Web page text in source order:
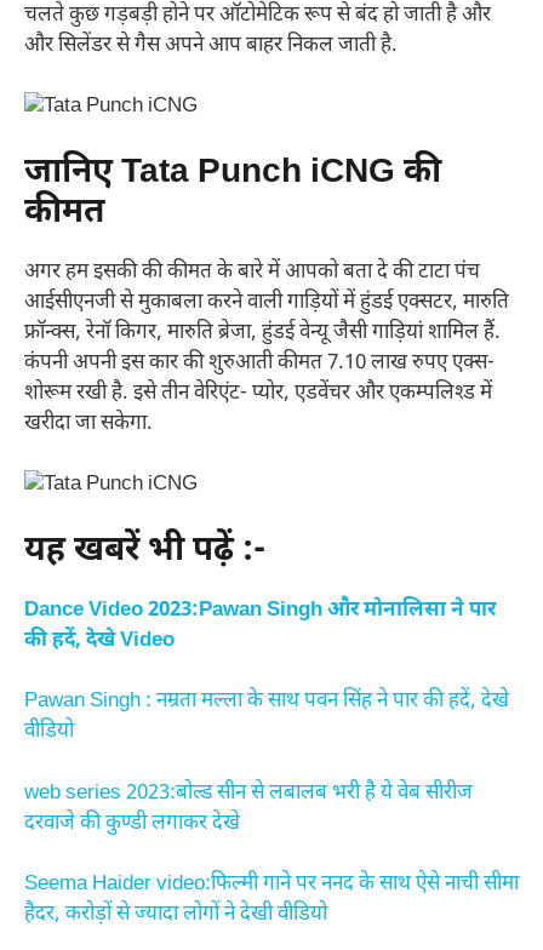
चलते कुछ गड़बड़ी होने पर ऑटोमेटिक रूप से बंद हो जाती है और
और सिलेंडर से गैस अपने आप बाहर निकल जाती है.
जानिए Tata Punch iCNG की
कीमत
अगर हम इसकी की कीमत के बारे में आपको बता दे की टाटा पंच
आईसीएनजी से मुकाबला करने वाली गाड़ियों में हुंडई एक्सटर, मारुति
फ्रॉन्क्स, रेनॉ किगर, मारुति ब्रेजा, हुंडई वेन्यू जैसी गाड़ियां शामिल हैं.
कंपनी अपनी इस कार की शुरुआती कीमत 7.10 लाख रुपए एक्स-
शोरूम रखी है. इसे तीन वेरिएंट- प्योर, एडवेंचर और एकम्पलिश्ड में
खरीदा जा सकेगा.
यह खबरें भी पढ़ें :-
Dance Video 2023:Pawan Singh और मोनालिसा ने पार
की हदें, देखे Video
Pawan Singh : नम्रता मल्ला के साथ पवन सिंह ने पार की हदें, देखे
वीडियो
web series 2023:बोल्ड सीन से लबालब भरी है ये वेब सीरीज
दरवाजे की कुण्डी लगाकर देखे
Seema Haider video:फिल्मी गाने पर ननद के साथ ऐसे नाची सीमा
हैदर, करोड़ों से ज्यादा लोगों ने देखी वीडियो